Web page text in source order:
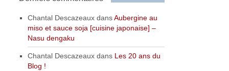
Chantal Descazeaux dansAubergine au
miso et sauce soja [cuisine japonaise] –
Nasu dengaku
Chantal Descazeaux dans Les 20 ans du
Blog !